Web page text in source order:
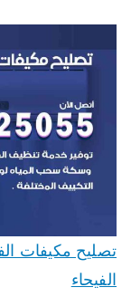
الفيحاء